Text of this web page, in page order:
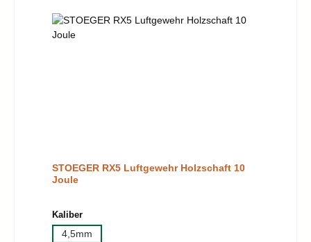
STOEGER RX5 Luftgewehr Holzschaft 10
Joule
Kaliberauswählen
4,5mm